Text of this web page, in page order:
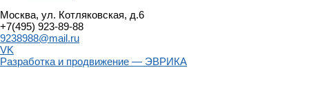
Москва, ул. Котляковская, д.6
+7(495) 923-89-88
9238988@mail.ru
VK
Разработка и продвижение — ЭВРИКА